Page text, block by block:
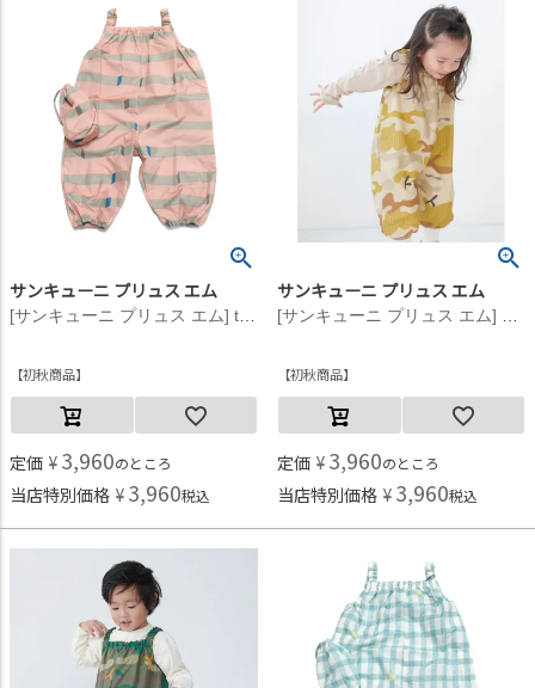
サンキューニ プリュス エム
初秋商品
定価 ¥ 3,960のところ
当店特別価格 ¥ 3,960税込
サンキューニ プリュス エム
初秋商品
定価 ¥ 3,960のところ
当店特別価格 ¥ 3,960税込